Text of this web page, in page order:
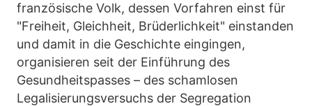
französische Volk, dessen Vorfahren einst für
"Freiheit, Gleichheit, Brüderlichkeit" einstanden
und damit in die Geschichte eingingen,
organisieren seit der Einführung des
Gesundheitspasses – des schamlosen
Legalisierungsversuchs der Segregation